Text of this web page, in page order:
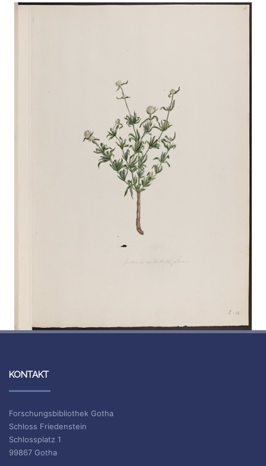
KONTAKT
Forschungsbibliothek Gotha
Schloss Friedenstein
Schlossplatz 1
99867 Gotha